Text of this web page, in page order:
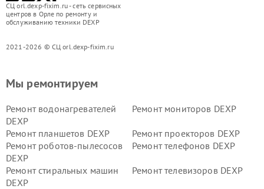
СЦ orl.dexp-fixim.ru - сеть сервисных
центров в Орле по ремонту и
обслуживанию техники DEXP
2021-2026 © СЦ orl.dexp-fixim.ru
Мы ремонтируем
Ремонт водонагревателей
DEXP
Ремонт мониторов DEXP
Ремонт планшетов DEXP
Ремонт проекторов DEXP
Ремонт роботов-пылесосов
DEXP
Ремонт телефонов DEXP
Ремонт стиральных машин
DEXP
Ремонт телевизоров DEXP